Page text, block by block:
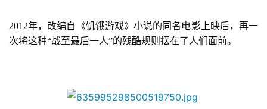
2012年，改编自《饥饿游戏》小说的同名电影上映后，再一
次将这种“战至最后一人”的残酷规则摆在了人们面前。